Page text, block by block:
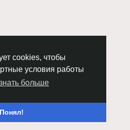
cookies, чтобы
условия работы
больше
Понял!